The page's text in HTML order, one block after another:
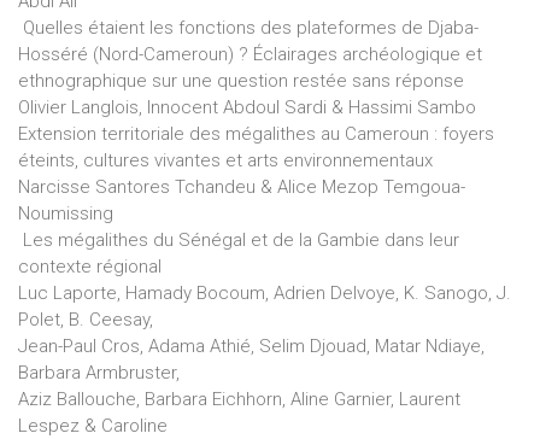
Quelles étaient les fonctions des plateformes de Djaba-
Hosséré (Nord-Cameroun) ? Éclairages archéologique et
ethnographique sur une question restée sans réponse
Olivier Langlois, Innocent Abdoul Sardi & Hassimi Sambo
Extension territoriale des mégalithes au Cameroun : foyers
éteints, cultures vivantes et arts environnementaux
Narcisse Santores Tchandeu & Alice Mezop Temgoua-
Noumissing
Les mégalithes du Sénégal et de la Gambie dans leur
contexte régional
Luc Laporte, Hamady Bocoum, Adrien Delvoye, K. Sanogo, J.
Polet, B. Ceesay,
Jean-Paul Cros, Adama Athié, Selim Djouad, Matar Ndiaye,
Barbara Armbruster,
Aziz Ballouche, Barbara Eichhorn, Aline Garnier, Laurent
Lespez & Caroline